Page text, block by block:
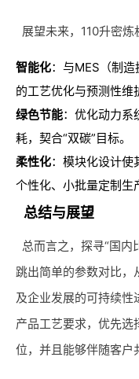
展望未来，110升密炼
智能化：与MES（制
的工艺优化与预测性维
绿色节能：优化动力系
耗，契合“双碳”目标。
柔性化：模块化设计使
个性化、小批量定制生
总结与展望
总而言之，探寻“国内
跳出简单的参数对比，
及企业发展的可持续性
产品工艺要求，优先选
位，并且能够伴随客户